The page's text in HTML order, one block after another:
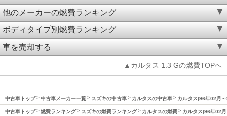
他のメーカーの燃費ランキング
ボディタイプ別燃費ランキング
車を売却する
▲カルタス 1.3 Gの燃費TOPへ
中古車トップ 中古車メーカー一覧 スズキの中古車 カルタスの中古車 カルタス(96年02月
中古車トップ 燃費ランキング スズキの燃費ランキング カルタスの燃費 カルタス(96年02